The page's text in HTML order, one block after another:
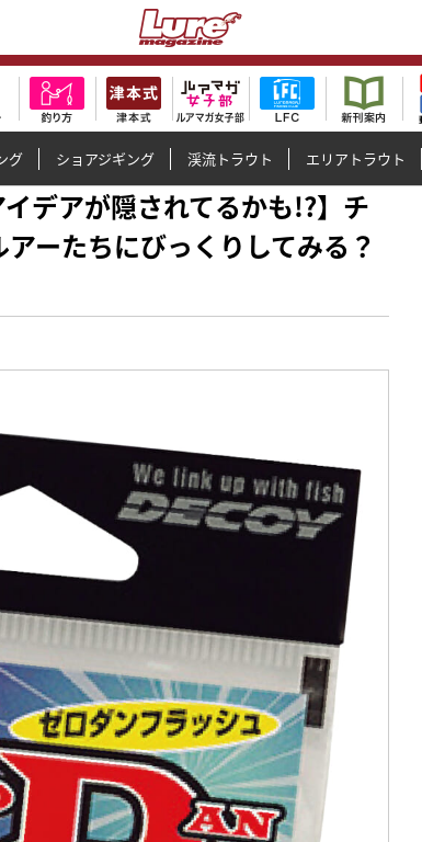
グ ショアジギング 渓流トラウト エリアトラウト
デアが隠されてるかも!?】チ
ーたちにびっくりしてみる？